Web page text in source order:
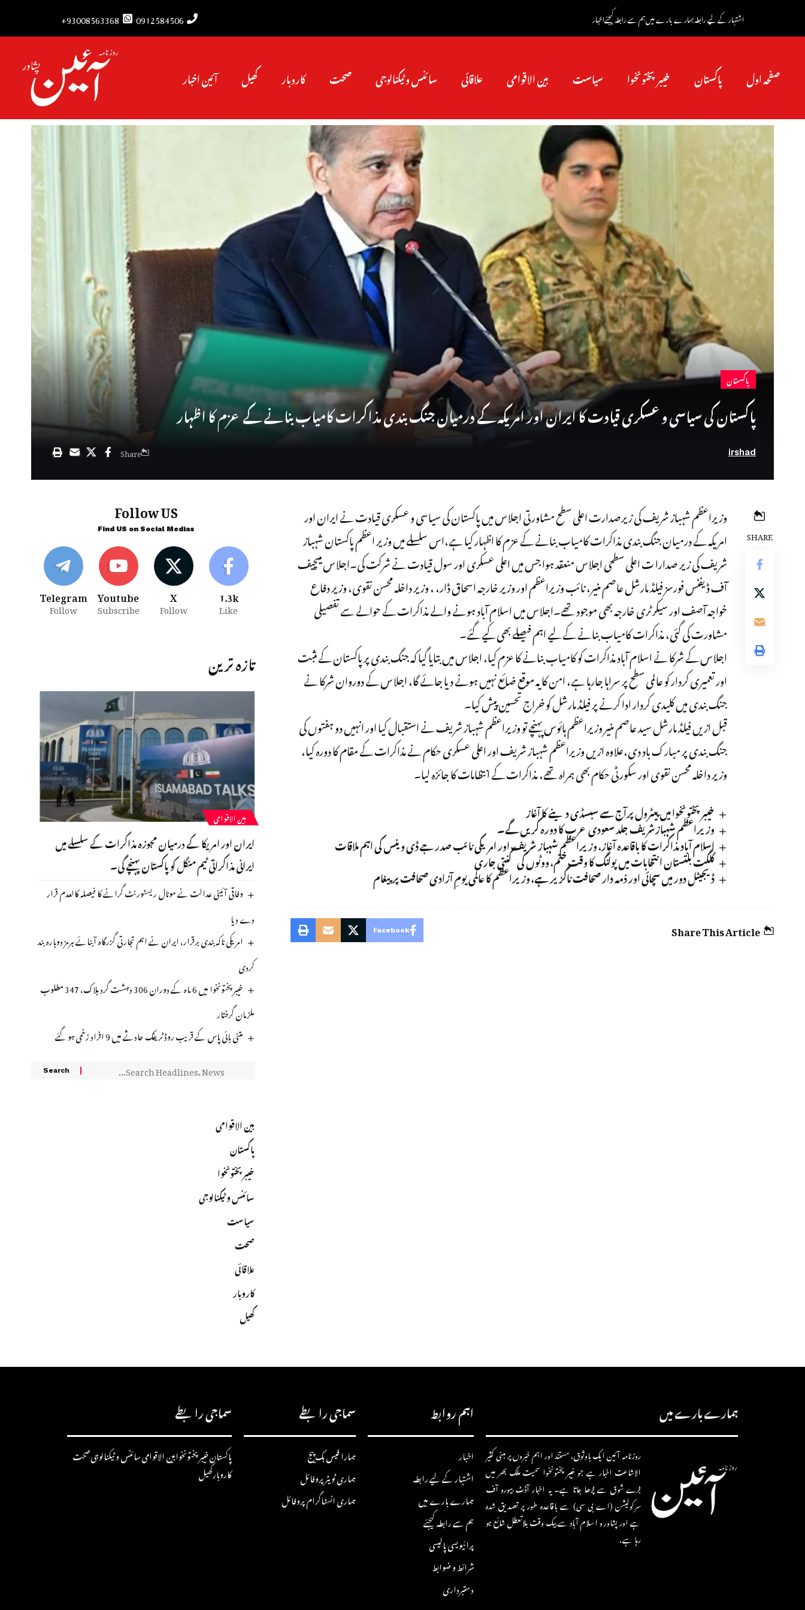
اشتہار کے لیے رابطہہمارے بارے میںہم سے رابطہ کیجئےاخبار 0912584506
93008563368+
صفحہ اول پاکستان خیبرپختونخوا سیاست بین الاقوامی علاقائی سائنس و ٹیکنالوجی صحت کاروبار کھیل آئین اخبار
پاکستان
پاکستان کی سیاسی و عسکری قیادت کا ایران اور امریکہ کے درمیان جنگ بندی مذاکرات کامیاب بنانے کے عزم کا اظہار
irshad
Share
SHARE
وزیراعظم شہباز شریف کی زیرصدارت اعلی سطح مشاورتی اجلاس میں پاکستان کی سیاسی و عسکری قیادت نے ایران اور
امریکہ کے درمیان جنگ بندی مذاکرات کامیاب بنانے کے عزم کا اظہار کیا ہے،اس سلسلے میں وزیر اعظم پاکستان شہباز
شریف کی زیر صدارا ت اعلی سطحی اجلاس منعقد ہوا جس میں اعلی عسکری اور سول قیادت نے شرکت کی۔اجلاس میںچیف
آف ڈیفنس فورسز فیلڈ مارشل عاصم منیر، نائب وزیراعظم اور وزیر خارجہ اسحاق ڈار، ، وزیر داخلہ محسن نقوی، وزیر دفاع
خواجہ آصف اور سیکرٹری خارجہ بھی موجود تھے۔اجلاس میں اسلام آباد ہونے والے مذاکرات کے حوالے سے تفصیلی
مشاورت کی گئی، مذاکرات کامیاب بنانے کے لیے اہم فیصلے بھی کیے گئے۔
اجلاس کے شرکا نے اسلام آباد مذاکرات کو کامیاب بنانے کا عزم کیا، اجلاس میں بتایا گیا کہ جنگ بندی پر پاکستان کے مثبت
اور تعمیری کردار کو عالمی سطح پر سراہا جارہا ہے، امن کا یہ موقع ضائع نہیں ہونے دیا جائے گا، اجلاس کے دوروان شرکا نے
جنگ بندی میں کلیدی کردار ادا کرنے پر فیلڈ مارشل کو خراج تحسین پیش کیا۔
قبل ازیں فیلڈ مارشل سید عاصم منیر وزیراعظم ہائوس پہنچے تو وزیراعظم شہباز شریف نے استقبال کیا اور انہیں دو ہفتوں کی
جنگ بندی پر مبارک باد دی،علاوہ ازیں وزیراعظم شہباز شریف اور اعلی عسکری حکام نے مذاکرات کے مقام کا دورہ کیا،
وزیر داخلہ محسن نقوی اور سکورٹی حکام بھی ہمراہ تھے، مذاکرات کے انتظامات کا جائزہ لیا۔
خیبر پختونخوا میں پیٹرول پرآج سے سبسڈی دینے کا آغاز
وزیراعظم شہبازشریف جلد سعودی عرب کا دورہ کریں گے۔
اسلام آباد مذاکرات کا باقاعدہ آغاز، وزیراعظم شہباز شریف اور امریکی نائب صدر جے ڈی وینس کی اہم ملاقات
گلگت بلتستان انتخابات میں پولنگ کا وقت ختم، ووٹوں کی گنتی جاری
ڈیجیٹل دور میں سچائی اور ذمہ دار صحافت ناگزیر ہے، وزیراعظم کا عالمی یومِ آزادی صحافت پر پیغام
Share This Article
Facebook
Follow US
Find US on Social Medias
1.3k
Like
X
Follow
Youtube
Subscribe
Telegram
Follow
تازہ ترین
بین الاقوامی
ایران اور امریکا کے درمیان مجوزہ مذاکرات کے سلسلے میں
ایرانی مذاکراتی ٹیم منگل کو پاکستان پہنچے گی۔
وفاقی آئینی عدالت نے مونال ریسٹورنٹ گرانے کا فیصلہ کالعدم قرار
دے دیا
امریکی ناکہ بندی برقرار، ایران نے اہم تجارتی گزرگاہ آبنائے ہرمز دوبارہ بند
کردی
خیبرپختونخوا میں 6 ماہ کے دوران 306 دہشت گرد ہلاک، 347 مطلوب
ملزمان گرفتار
متنی بائی پاس کے قریب روڈ ٹریفک حادثے میں 9 افراد زخمی ہو گئے
بین الاقوامی
پاکستان
خیبرپختونخوا
سائنس و ٹیکنالوجی
سیاست
صحت
علاقائی
کاروبار
کھیل
ہمارے بارے میں
روزنامہ آئین ایک باوثوق، مستند اور اہم خبروں پر مبنی کثیر
الاشاعت اخبار ہے جو خیبر پختونخوا سمیت ملک بھر میں
بڑے شوق سے پڑھا جاتا ہے۔ یہ اخبار آڈٹ بیورو آف
سرکولیشن (اے بی سی) سے باقاعدہ طور پر تصدیق شدہ
ہے اور پشاور و اسلام آباد سے بیک وقت بلاتعطل شائع ہو
رہا ہے،
اہم روابط
اخبار
اشتہار کے لیے رابطہ
ہمارے بارے میں
ہم سے رابطہ کیجئے
پرائیویسی پالیسی
شرائط و ضوابط
دستبرداری
سماجی رابطے
ہمارا فیس بک پیج
ہماری ٹویٹر پروفائل
ہماری انسٹاگرام پروفائل
سماجی رابطے
پاکستانخیبرپختونخوابین الاقوامیسائنس و ٹیکنالوجیصحت
کاروبارکھیل